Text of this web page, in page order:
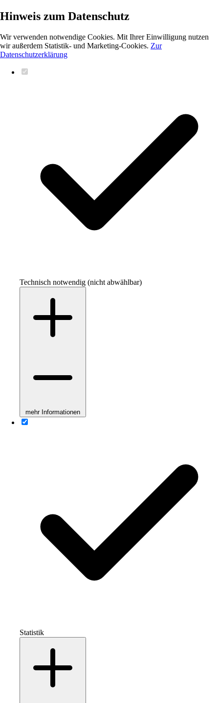
Hinweis zum Datenschutz
Wir verwenden notwendige Cookies. Mit Ihrer Einwilligung nutzen
wir außerdem Statistik- und Marketing-Cookies. Zur
Datenschutzerklärung
Technisch notwendig (nicht abwählbar)
mehr Informationen
Statistik